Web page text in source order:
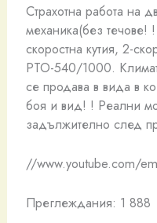
Страхотна работа на
механика(без течове!
скоростна кутия, 2-
РТО-540/1000.
се продава в вида в
боя и вид! ! Реални
задължително след
//www.youtube.com/
Преглеждания: 1 888